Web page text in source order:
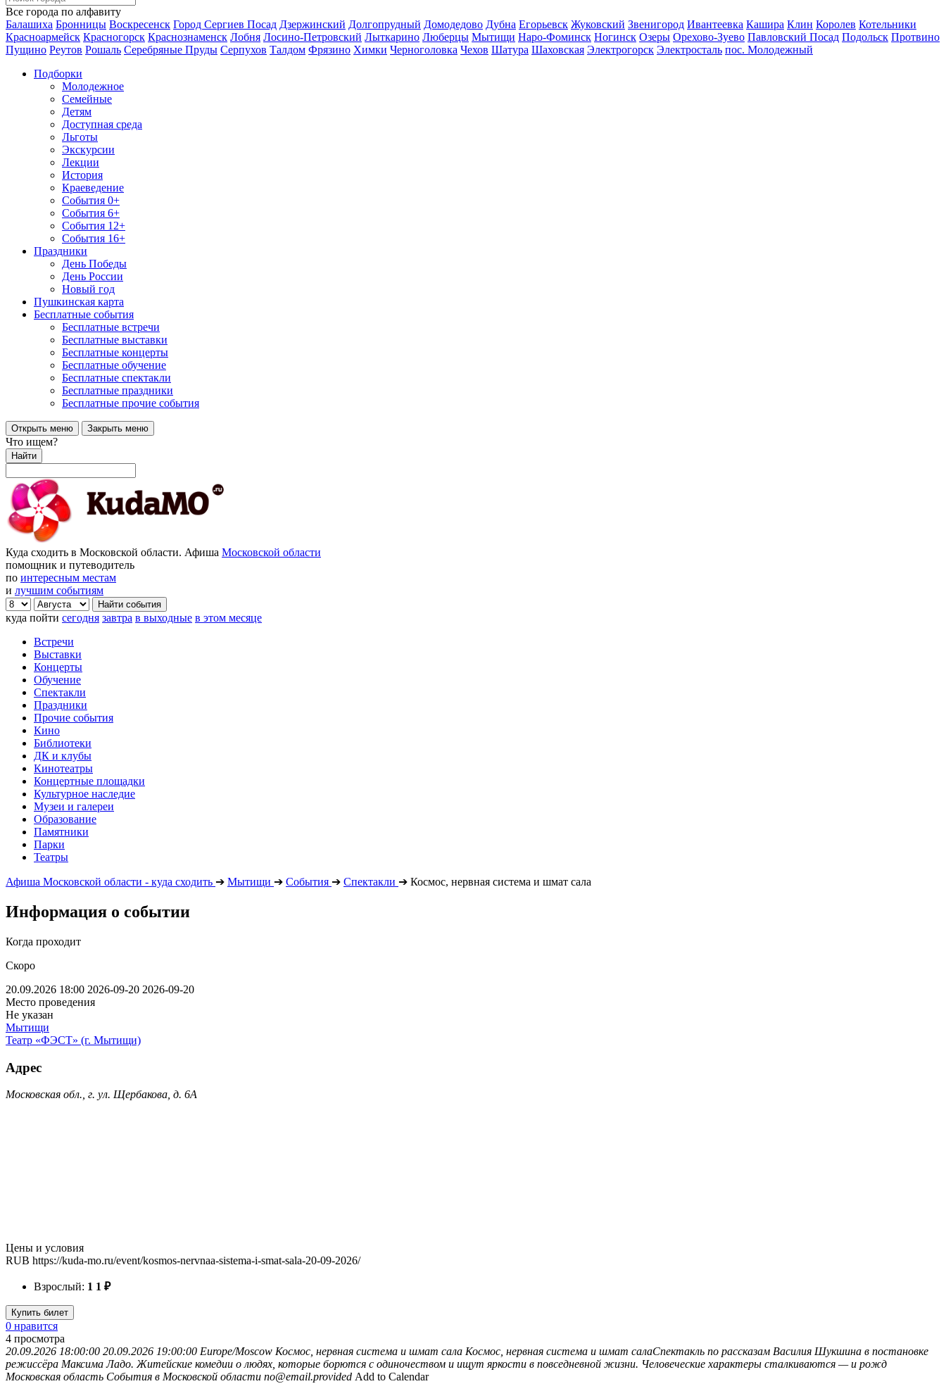
Все города по алфавиту
Балашиха Бронницы Воскресенск Город Сергиев Посад Дзержинский Долгопрудный Домодедово Дубна Егорьевск Жуковский Звенигород Ивантеевка Кашира Клин Королев Котельники
Красноармейск Красногорск Краснознаменск Лобня Лосино-Петровский Лыткарино Люберцы Мытищи Наро-Фоминск Ногинск Озеры Орехово-Зуево Павловский Посад Подольск Протвино
Пущино Реутов Рошаль Серебряные Пруды Серпухов Талдом Фрязино Химки Черноголовка Чехов Шатура Шаховская Электрогорск Электросталь пос. Молодежный
Подборки
Молодежное
Семейные
Детям
Доступная среда
Льготы
Экскурсии
Лекции
История
Краеведение
События 0+
События 6+
События 12+
События 16+
Праздники
День Победы
День России
Новый год
Пушкинская карта
Бесплатные события
Бесплатные встречи
Бесплатные выставки
Бесплатные концерты
Бесплатные обучение
Бесплатные спектакли
Бесплатные праздники
Бесплатные прочие события
Открыть меню Закрыть меню
Что ищем?
Найти
Куда сходить в Московской области. Афиша Московской области
помощник и путеводитель
по интересным местам
и лучшим событиям
куда пойти сегодня завтра в выходные в этом месяце
Встречи
Выставки
Концерты
Обучение
Спектакли
Праздники
Прочие события
Кино
Библиотеки
ДК и клубы
Кинотеатры
Концертные площадки
Культурное наследие
Музеи и галереи
Образование
Памятники
Парки
Театры
Афиша Московской области - куда сходить ➔ Мытищи ➔ События ➔ Спектакли ➔ Космос, нервная система и шмат сала
Информация о событии
Когда проходит
Скоро
20.09.2026 18:00 2026-09-20 2026-09-20
Место проведения
Не указан
Мытищи
Театр «ФЭСТ» (г. Мытищи)
Адрес
Московская обл., г. ул. Щербакова, д. 6А
Цены и условия
RUB https://kuda-mo.ru/event/kosmos-nervnaa-sistema-i-smat-sala-20-09-2026/
Взрослый: 1 1 ₽
Купить билет
0 нравится
4 просмотра
20.09.2026 18:00:00 20.09.2026 19:00:00 Europe/Moscow Космос, нервная система и шмат сала Космос, нервная система и шмат салаСпектакль по рассказам Василия Шукшина в постановке
режиссёра Максима Ладо. Житейские комедии о людях, которые борются с одиночеством и ищут яркости в повседневной жизни. Человеческие характеры сталкиваются — и рожд
Московская область События в Московской области no@email.provided Add to Calendar